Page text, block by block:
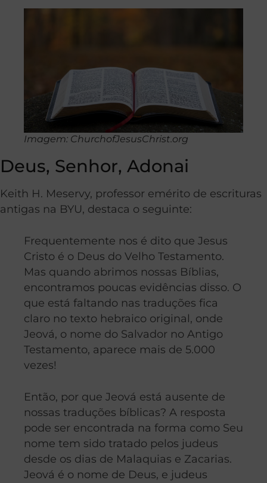
Imagem: ChurchofJesusChrist.org
Deus, Senhor, Adonai
Keith H. Meservy, professor emérito de escrituras
antigas na BYU, destaca o seguinte:
Frequentemente nos é dito que Jesus
Cristo é o Deus do Velho Testamento.
Mas quando abrimos nossas Bíblias,
encontramos poucas evidências disso. O
que está faltando nas traduções fica
claro no texto hebraico original, onde
Jeová, o nome do Salvador no Antigo
Testamento, aparece mais de 5.000
vezes!
Então, por que Jeová está ausente de
nossas traduções bíblicas? A resposta
pode ser encontrada na forma como Seu
nome tem sido tratado pelos judeus
desde os dias de Malaquias e Zacarias.
Jeová é o nome de Deus, e judeus